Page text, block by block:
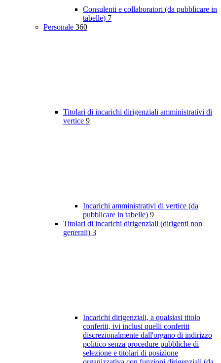
Consulenti e collaboratori (da pubblicare in
tabelle) 7
Personale 360
Titolari di incarichi dirigenziali amministrativi di
vertice 9
Incarichi amministrativi di vertice (da
pubblicare in tabelle) 9
Titolari di incarichi dirigenziali (dirigenti non
generali) 3
Incarichi dirigenziali, a qualsiasi titolo
conferiti, ivi inclusi quelli conferiti
discrezionalmente dall'organo di indirizzo
politico senza procedure pubbliche di
selezione e titolari di posizione